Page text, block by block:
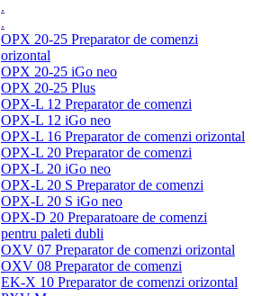
.
.
OPX 20-25 Preparator de comenzi
orizontal
OPX 20-25 iGo neo
OPX 20-25 Plus
OPX-L 12 Preparator de comenzi
OPX-L 12 iGo neo
OPX-L 16 Preparator de comenzi orizontal
OPX-L 20 Preparator de comenzi
OPX-L 20 iGo neo
OPX-L 20 S Preparator de comenzi
OPX-L 20 S iGo neo
OPX-D 20 Preparatoare de comenzi
pentru paleti dubli
OXV 07 Preparator de comenzi orizontal
OXV 08 Preparator de comenzi
EK-X 10 Preparator de comenzi orizontal